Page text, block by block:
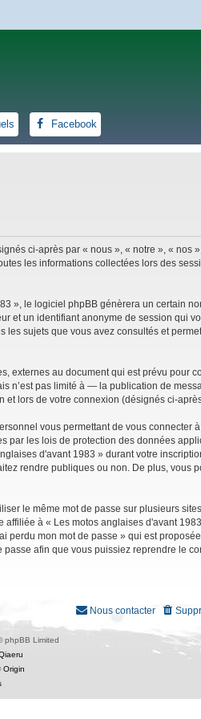
Facebook
ci-après par « nous », « notre », « nos
les informations collectées lors des
», le logiciel phpBB génèrera un certain
et un identifiant anonyme de session qui
sujets que vous avez consultés et
externes au document qui est prévu pour
pas limité à — la publication de
lors de votre connexion (désignés ci-
vous permettant de vous connecter
les lois de protection des données
d'avant 1983 » durant votre
rendre publiques ou non. De plus, vous
le même mot de passe sur plusieurs
à « Les motos anglaises d'avant
mon mot de passe » qui est
afin que vous puissiez reprendre le
Nous contacter
phpBB Limited
Origin